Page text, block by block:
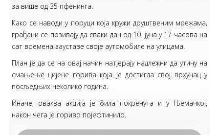
за више од 35 пфенинга.
Како се наводи у поруци која кружи друштвеним мрежама,
грађани се позивају да сваки дан од 10. јуна у 17 часова на
сат времена зауставе своје аутомобиле на улицама.
План је да се на овај начин натјерају надлежни да утичу на
смањење цијене горива која је достигла свој врхунац у
посљедњих неколико година.
Иначе, оваква акција је била покренута и у Њемачкој,
након чега је гориво појефтинило.